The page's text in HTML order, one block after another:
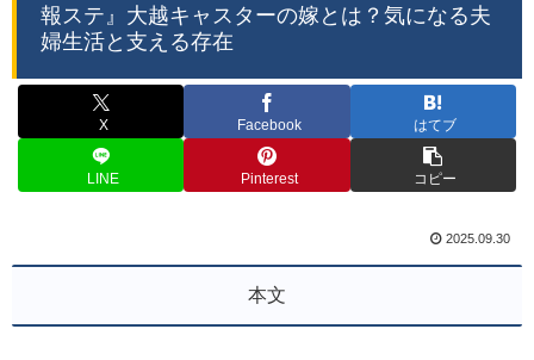
報ステ』大越キャスターの嫁とは？気になる夫
婦生活と支える存在
X Facebook はてブ
LINE Pinterest コピー
2025.09.30
本文